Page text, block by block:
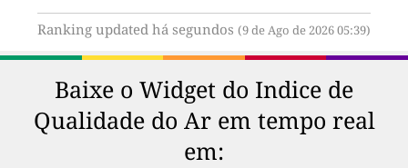
Ranking updated há segundos (9 de Ago de 2026 05:39)
Baixe o Widget do Indice de
Qualidade do Ar em tempo real
em: